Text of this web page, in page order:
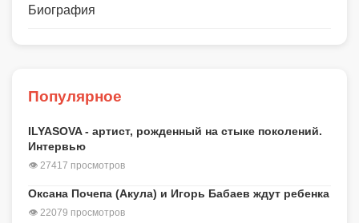
Биография
Популярное
ILYASOVA - артист, рожденный на стыке поколений.
Интервью
👁 27417 просмотров
Оксана Почепа (Акула) и Игорь Бабаев ждут ребенка
👁 22079 просмотров